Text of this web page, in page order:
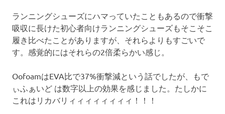
ランニングシューズにハマっていたこともあるので衝撃
吸収に長けた初心者向けランニングシューズもそこそこ
履き比べたことがありますが、それらよりもすごいで
す。感覚的にはそれらの2倍柔らかい感じ。
OofoamはEVA比で37%衝撃減という話でしたが、もで
ぃふぁいど は数字以上の効果を感じました。たしかに
これはリカバリィィィィィィィィ！！！